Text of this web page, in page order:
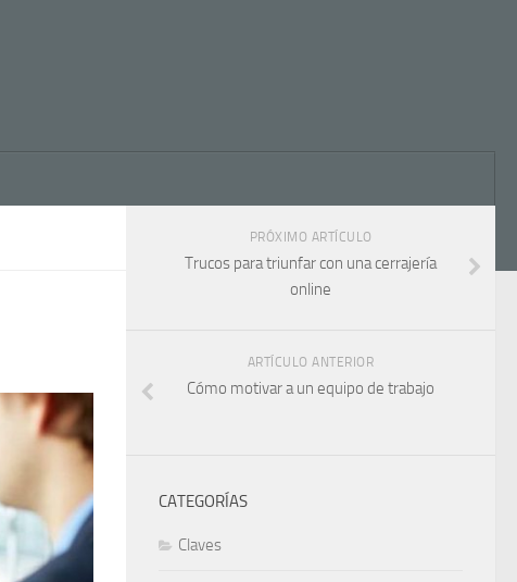
PRÓXIMO ARTÍCULO
Trucos para triunfar con una cerrajería
online
ARTÍCULO ANTERIOR
Cómo motivar a un equipo de trabajo
CATEGORÍAS
Claves